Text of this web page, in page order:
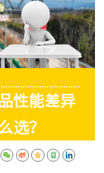
性能差异
选？